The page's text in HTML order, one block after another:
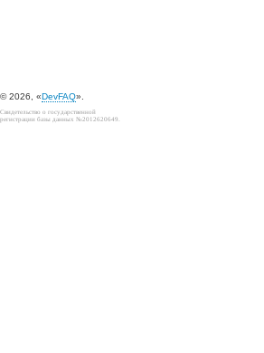
© 2026, «DevFAQ».
Свидетельство о государственной
регистрации базы данных №2012620649.